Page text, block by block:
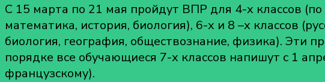
С 15 марта по 21 мая пройдут ВПР для 4-х классов
математика, история, биология), 6-х и 8 –х классов
биология, география, обществознание, физика). Эти
порядке все обучающиеся 7-х классов напишут с 1
французскому).